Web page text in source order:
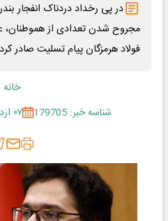
​در پی رخداد دردناک انفجار
مجروح شدن تعدادی از هموطنان،
فولاد هرمزگان پیام تسلیت صادر
خانه
شناسه خبر: 179705
۰۷ اردیبهشت ۱۴۰۴